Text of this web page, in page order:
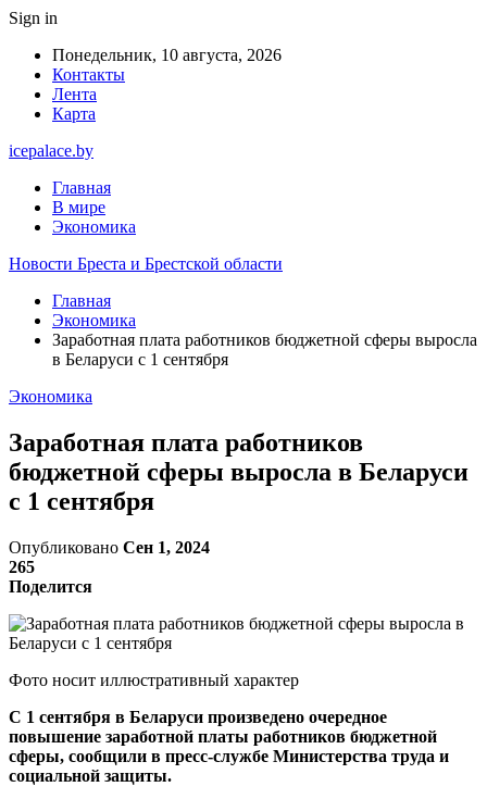
Sign in
Понедельник, 10 августа, 2026
Контакты
Лента
Карта
icepalace.by
Главная
В мире
Экономика
Новости Бреста и Брестской области
Главная
Экономика
Заработная плата работников бюджетной сферы выросла
в Беларуси с 1 сентября
Экономика
Заработная плата работников
бюджетной сферы выросла в Беларуси
с 1 сентября
Опубликовано Сен 1, 2024
265
Поделится
Фото носит иллюстративный характер
С 1 сентября в Беларуси произведено очередное
повышение заработной платы работников бюджетной
сферы, сообщили в пресс-службе Министерства труда и
социальной защиты.